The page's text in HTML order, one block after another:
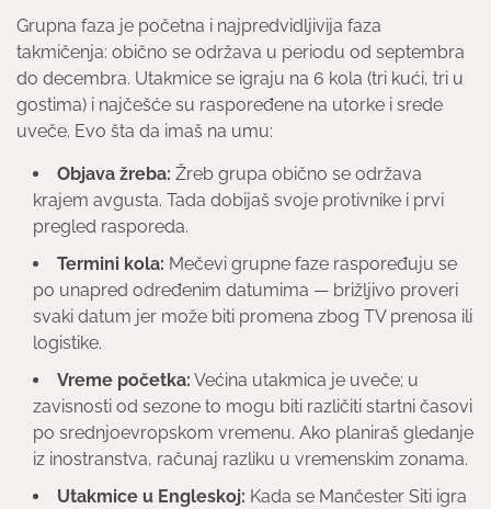
Grupna faza je početna i najpredvidljivija faza
takmičenja: obično se održava u periodu od septembra
do decembra. Utakmice se igraju na 6 kola (tri kući, tri u
gostima) i najčešće su raspoređene na utorke i srede
uveče. Evo šta da imaš na umu:
Objava žreba: Žreb grupa obično se održava
krajem avgusta. Tada dobijaš svoje protivnike i prvi
pregled rasporeda.
Termini kola: Mečevi grupne faze raspoređuju se
po unapred određenim datumima — brižljivo proveri
svaki datum jer može biti promena zbog TV prenosa ili
logistike.
Vreme početka: Većina utakmica je uveče; u
zavisnosti od sezone to mogu biti različiti startni časovi
po srednjoevropskom vremenu. Ako planiraš gledanje
iz inostranstva, računaj razliku u vremenskim zonama.
Utakmice u Engleskoj: Kada se Mančester Siti igra